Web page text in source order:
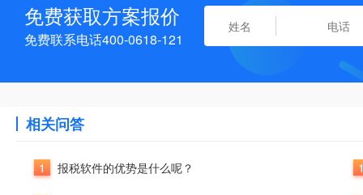
免费获取方案报价
免费联系电话400-0618-121
相关问答
1 报税软件的优势是什么呢？